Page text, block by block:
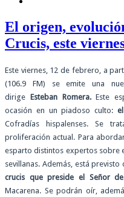
El origen,
Crucis, este
Este viernes, 12 de febrero, a
(106.9 FM) se emite una
dirige Esteban Romera.Este
ocasión en un piadoso culto:
Cofradías hispalenses. Se
proliferación actual. Para
esparto distintos expertos sobre
sevillanas. Además, está
crucis que preside el Señor
Macarena. Se podrán oír,